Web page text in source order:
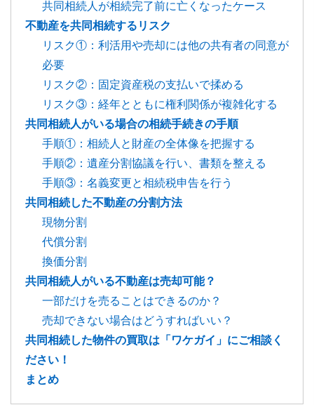
共同相続人が相続完了前に亡くなったケース
不動産を共同相続するリスク
リスク①：利活用や売却には他の共有者の同意が
必要
リスク②：固定資産税の支払いで揉める
リスク③：経年とともに権利関係が複雑化する
共同相続人がいる場合の相続手続きの手順
手順①：相続人と財産の全体像を把握する
手順②：遺産分割協議を行い、書類を整える
手順③：名義変更と相続税申告を行う
共同相続した不動産の分割方法
現物分割
代償分割
換価分割
共同相続人がいる不動産は売却可能？
一部だけを売ることはできるのか？
売却できない場合はどうすればいい？
共同相続した物件の買取は「ワケガイ」にご相談く
ださい！
まとめ